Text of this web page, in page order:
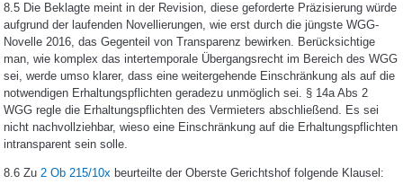
8.5 Die Beklagte meint in der Revision, diese geforderte Präzisierung würde
aufgrund der laufenden Novellierungen, wie erst durch die jüngste WGG-
Novelle 2016, das Gegenteil von Transparenz bewirken. Berücksichtige
man, wie komplex das intertemporale Übergangsrecht im Bereich des WGG
sei, werde umso klarer, dass eine weitergehende Einschränkung als auf die
notwendigen Erhaltungspflichten geradezu unmöglich sei. § 14a Abs 2
WGG regle die Erhaltungspflichten des Vermieters abschließend. Es sei
nicht nachvollziehbar, wieso eine Einschränkung auf die Erhaltungspflichten
intransparent sein solle.
8.6 Zu 2 Ob 215/10x beurteilte der Oberste Gerichtshof folgende Klausel: